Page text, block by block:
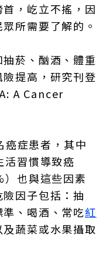
，屹立不搖，因
所需要了解的。
菸、酗酒、體重
提高，研究刊登
A Cancer
症患者，其中
習慣導致癌
也與這些因素
因子包括：抽
、喝酒、常吃紅
及蔬菜或水果攝取